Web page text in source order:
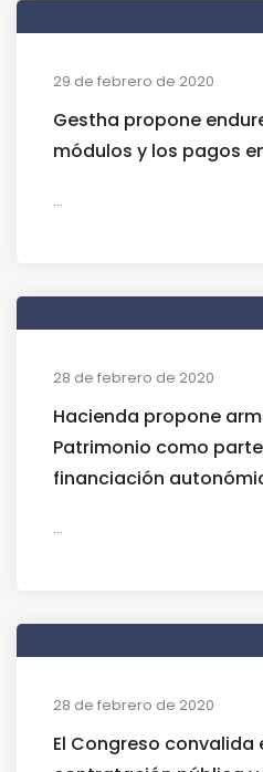
29 de febrero de 2020
Gestha propone
módulos y los pagos
28 de febrero de 2020
Hacienda propone
Patrimonio como
financiación
28 de febrero de 2020
El Congreso